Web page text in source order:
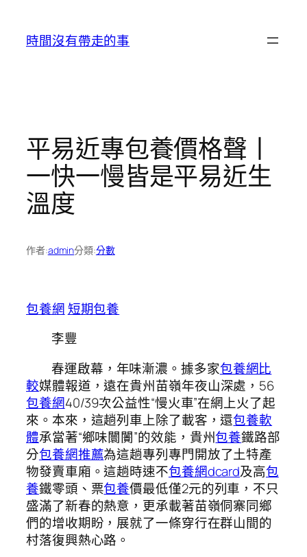
時間沒有帶走的事
平易近專包養價格聲丨
一快一慢皆是平易近生
溫度
作者:admin分類:分數
包養網短期包養
李豐
春運啟幕，年味漸濃。據多家包養網比
較媒體報道，遠在貴州苗嶺年夜山深處，56
包養網40/39次公益性“慢火車”在網上火了起
來。本來，這趟列車上除了載客，還包養軟
體承當著“鄉味闤闠”的效能，貴州包養鐵路部
分包養網推薦為這趟專列專門開放了土特產
物發賣車廂。這趟時速不包養網dcard及高包
養鐵零頭、票包養價最低僅2元的列車，不只
盛滿了新春的熱意，更承載著苗嶺侗寨同鄉
們的增收期盼，展就了一條穿行在群山間的
村落復興熱心路。